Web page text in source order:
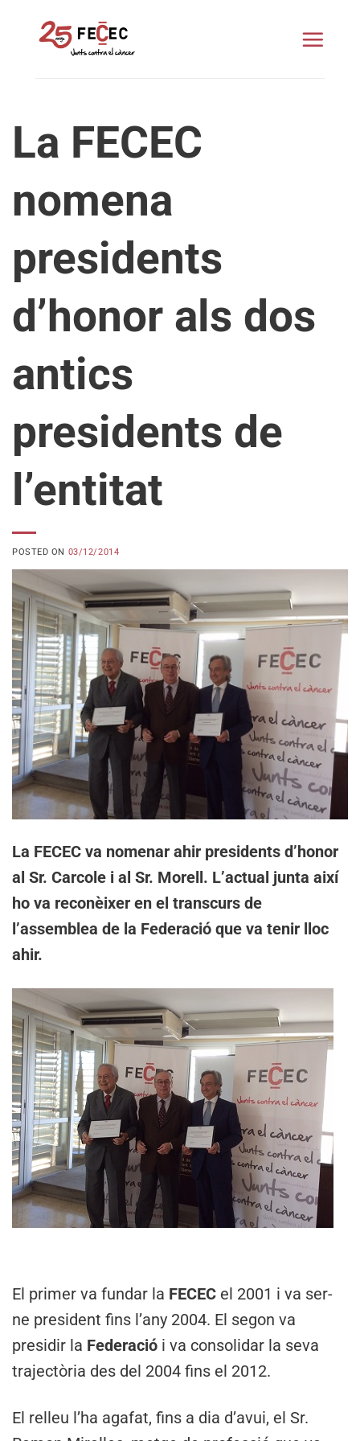
La FECEC
nomena
presidents
d’honor als dos
antics
presidents de
l’entitat
POSTED ON 03/12/2014
La FECEC va nomenar ahir presidents d’honor
al Sr. Carcole i al Sr. Morell. L’actual junta així
ho va reconèixer en el transcurs de
l’assemblea de la Federació que va tenir lloc
ahir.
El primer va fundar la FECEC el 2001 i va ser-
ne president fins l’any 2004. El segon va
presidir la Federació i va consolidar la seva
trajectòria des del 2004 fins el 2012.
El relleu l’ha agafat, fins a dia d’avui, el Sr.